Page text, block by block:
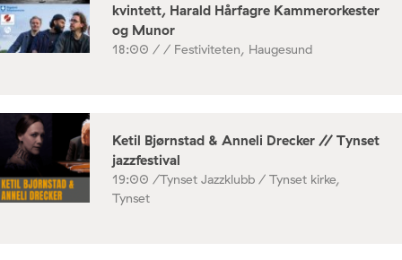
kvintett, Harald Hårfagre Kammerorkester
og Munor
18:00 / / Festiviteten, Haugesund
Ketil Bjørnstad & Anneli Drecker // Tynset
jazzfestival
19:00 /Tynset Jazzklubb / Tynset kirke,
Tynset